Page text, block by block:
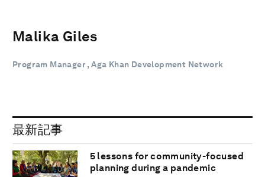
Malika Giles
Program Manager , Aga Khan Development Network
最新記事
5 lessons for community-focused
planning during a pandemic